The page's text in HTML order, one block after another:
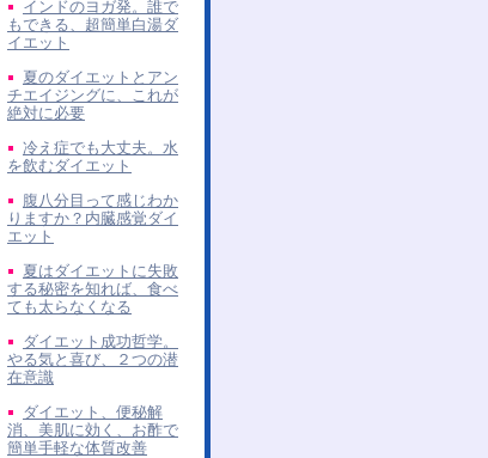
インドのヨガ発。誰で
もできる、超簡単白湯ダ
イエット
夏のダイエットとアン
チエイジングに、これが
絶対に必要
冷え症でも大丈夫。水
を飲むダイエット
腹八分目って感じわか
りますか？内臓感覚ダイ
エット
夏はダイエットに失敗
する秘密を知れば、食べ
ても太らなくなる
ダイエット成功哲学。
やる気と喜び、２つの潜
在意識
ダイエット、便秘解
消、美肌に効く、お酢で
簡単手軽な体質改善